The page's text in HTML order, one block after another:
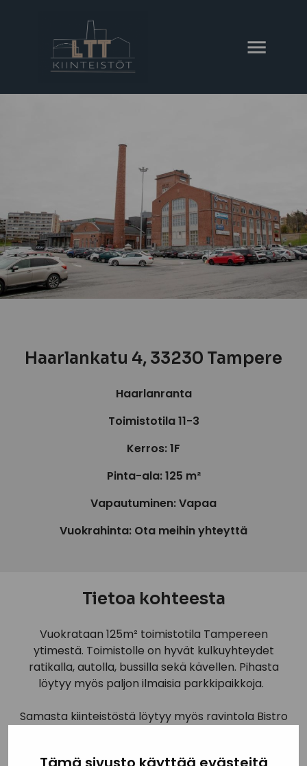
Haarlankatu 4, 33230 Tampere
Haarlanranta
Toimistotila 11-3
Kerros: 1F
Pinta-ala: 125 m²
Vapautuminen: Vapaa
Vuokrahinta: Ota meihin yhteyttä
Tietoa kohteesta
Vuokrataan 125m² toimistotila Tampereen
ytimestä. Toimistolle on hyvät kulkuyhteydet
ratikalla, autolla, bussilla sekä kävellen. Pihasta
löytyy myös paljon ilmaisia parkkipaikkoja.
Samasta kiinteistöstä löytyy myös ravintola Bistro